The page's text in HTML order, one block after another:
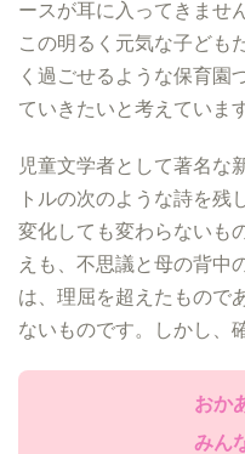
ースが耳に入ってきませ
この明るく元気な子ども
く過ごせるような保育園
ていきたいと考えています
児童文学者として著名な
トルの次のような詩を残
変化しても変わらないも
えも、不思議と母の背中
は、理屈を超えたもので
ないものです。しかし、
おか
みん